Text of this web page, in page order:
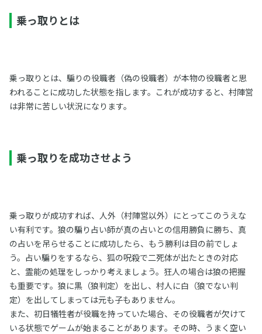
乗っ取りとは
乗っ取りとは、騙りの役職者（偽の役職者）が本物の役職者と思
われることに成功した状態を指します。これが成功すると、村陣営
は非常に苦しい状況になります。
乗っ取りを成功させよう
乗っ取りが成功すれば、人外（村陣営以外）にとってこのうえな
い有利です。狼の騙り占い師が真の占いとの信用勝負に勝ち、真
の占いを吊らせることに成功したら、もう勝利は目の前でしょ
う。占い騙りをするなら、狐の呪殺で二死体が出たときの対応
と、霊能の処理をしっかり考えましょう。狂人の場合は狼の把握
も重要です。狼に黒（狼判定）を出し、村人に白（狼でない判
定）を出してしまっては元も子もありません。
また、初日犠牲者が役職を持っていた場合、その役職者が欠けて
いる状態でゲームが始まることがあります。その時、うまく空い